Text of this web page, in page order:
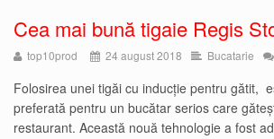
Cea mai bună tigaie Regis
top10prod 24 august 2018 Bucatarie
Folosirea unei tigăi cu inducție pentru gătit,
preferată pentru un bucătar serios care
restaurant. Această nouă tehnologie a fost